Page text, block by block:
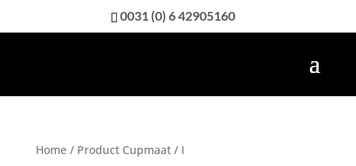
0031 (0) 6 42905160
Home/ Product Cupmaat / I